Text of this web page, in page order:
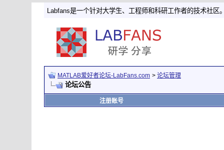
Labfans是一个针对大学生、工程师和科研工作者的技术社区
MATLAB爱好者论坛-LabFans.com > 论坛管理
论坛公告
注册账号